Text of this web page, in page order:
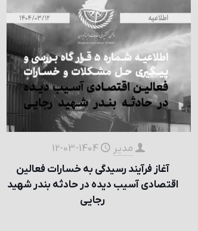
مدیر
1404-03-12
آغاز فرآیند رسیدگی به خسارات فعالين
اقتصادی آسيب ديده در حادثه بندر شهيد
رجايی